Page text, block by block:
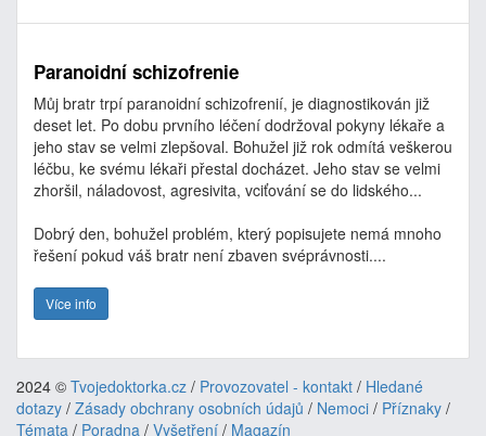
Paranoidní schizofrenie
Můj bratr trpí paranoidní schizofrenií, je diagnostikován již
deset let. Po dobu prvního léčení dodržoval pokyny lékaře a
jeho stav se velmi zlepšoval. Bohužel již rok odmítá veškerou
léčbu, ke svému lékaři přestal docházet. Jeho stav se velmi
zhoršil, náladovost, agresivita, vciťování se do lidského...
Dobrý den, bohužel problém, který popisujete nemá mnoho
řešení pokud váš bratr není zbaven svéprávnosti....
Více info
2024 © Tvojedoktorka.cz / Provozovatel - kontakt / Hledané
dotazy / Zásady obchrany osobních údajů / Nemoci / Příznaky /
Témata / Poradna / Vyšetření / Magazín